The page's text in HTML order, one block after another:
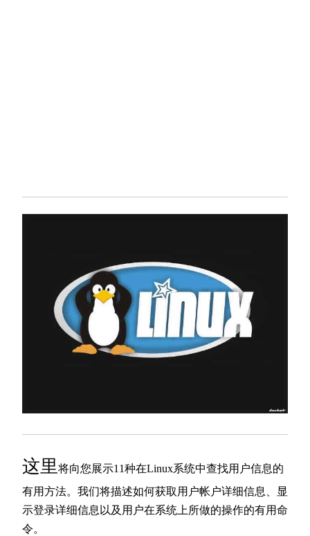
这里将向您展示11种在Linux系统中查找用户信息的
有用方法。我们将描述如何获取用户帐户详细信息、显
示登录详细信息以及用户在系统上所做的操作的有用命
令。